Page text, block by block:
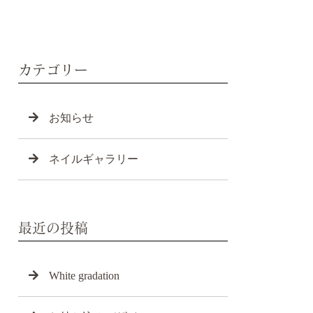
カテゴリー
お知らせ
ネイルギャラリー
最近の投稿
White gradation